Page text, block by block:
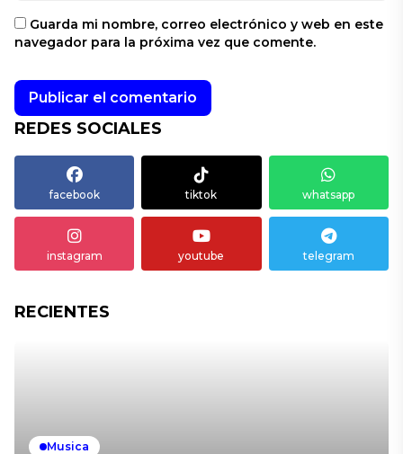
Guarda mi nombre, correo electrónico y web en este
navegador para la próxima vez que comente.
REDES SOCIALES
facebook tiktok whatsapp
instagram youtube telegram
RECIENTES
Musica